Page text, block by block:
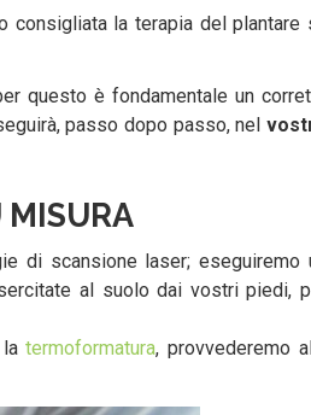
la terapia del plantare
questo è fondamentale un
passo dopo passo, nel
MISURA
di scansione laser; eseguiremo
al suolo dai vostri piedi,
latermoformatura, provvederemo